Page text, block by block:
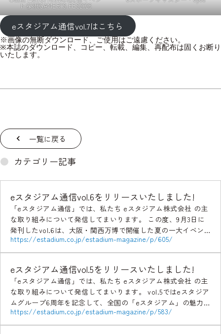
ト:夢洲GAMER’S FES2026
eスタジアム通信vol.7はこちら
※画像の無断ダウンロード、ご使用はご遠慮ください。
※本誌のダウンロード、コピー、転載、編集、再配布は固くお断り
いたします。
一覧に戻る
カテゴリー記事
eスタジアム通信vol.6をリリースいたしました!
「eスタジアム通信」では、私たち eスタジアム株式会社 の主
な取り組みについて発信してまいります。 この度、9月3日に
発刊したvol.6は、大阪・関西万博で開催した夏の一大イベン
ト「EXPO ESPORTS FEATUR […]
https://estadium.co.jp/estadium-magazine/p/605/
eスタジアム通信vol.5をリリースいたしました!
「eスタジアム通信」では、私たち eスタジアム株式会社 の主
な取り組みについて発信してまいります。 vol.5ではeスタジア
ムグループ6周年を記念して、全国の「eスタジアム」の魅力
を改めてお伝えいたします！また、eスタジ […]
https://estadium.co.jp/estadium-magazine/p/583/